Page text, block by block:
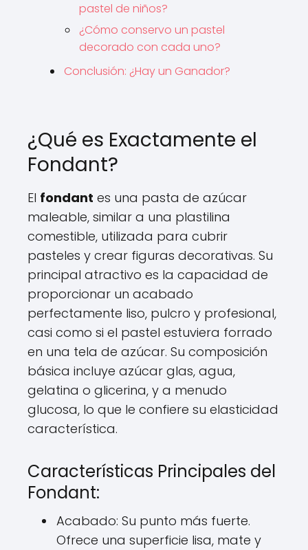
pastel de niños?
¿Cómo conservo un pastel
decorado con cada uno?
Conclusión: ¿Hay un Ganador?
¿Qué es Exactamente el
Fondant?
El fondant es una pasta de azúcar
maleable, similar a una plastilina
comestible, utilizada para cubrir
pasteles y crear figuras decorativas. Su
principal atractivo es la capacidad de
proporcionar un acabado
perfectamente liso, pulcro y profesional,
casi como si el pastel estuviera forrado
en una tela de azúcar. Su composición
básica incluye azúcar glas, agua,
gelatina o glicerina, y a menudo
glucosa, lo que le confiere su elasticidad
característica.
Características Principales del
Fondant:
Acabado: Su punto más fuerte.
Ofrece una superficie lisa, mate y